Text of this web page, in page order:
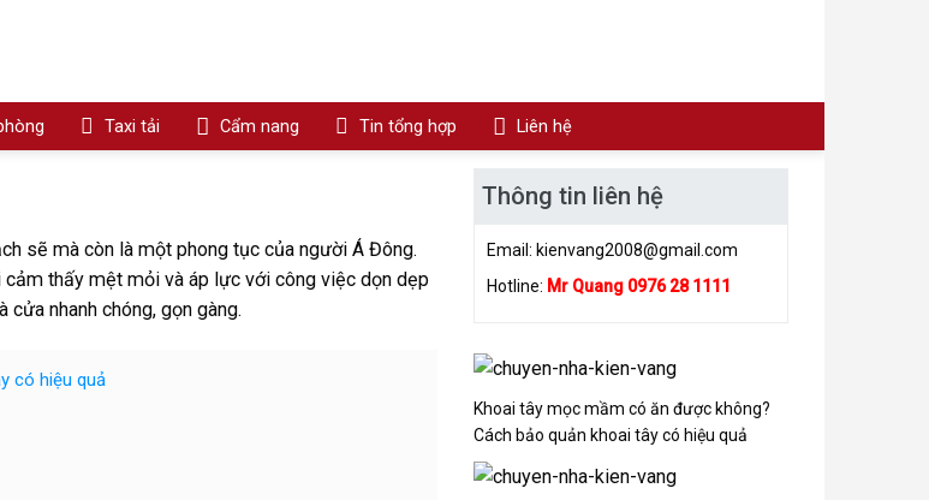
Taxi tải Cẩm nang Tin tổng hợp Liên hệ
sẽ mà còn là một phong tục của người Á Đông.
thấy mệt mỏi và áp lực với công việc dọn dẹp
nhanh chóng, gọn gàng.
có hiệu quả
Thông tin liên hệ
Email: kienvang2008@gmail.com
Hotline: Mr Quang 0976 28 1111
Khoai tây mọc mầm có ăn được không?
Cách bảo quản khoai tây có hiệu quả